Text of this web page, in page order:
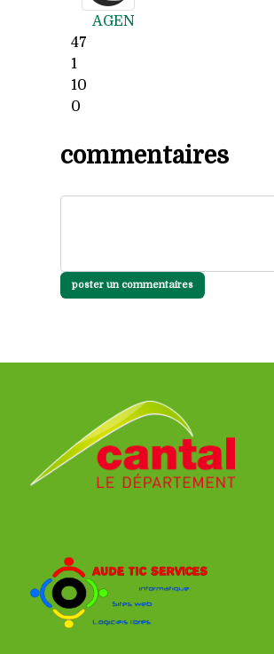
AGEN
47
1
10
0
commentaires
poster un commentaires